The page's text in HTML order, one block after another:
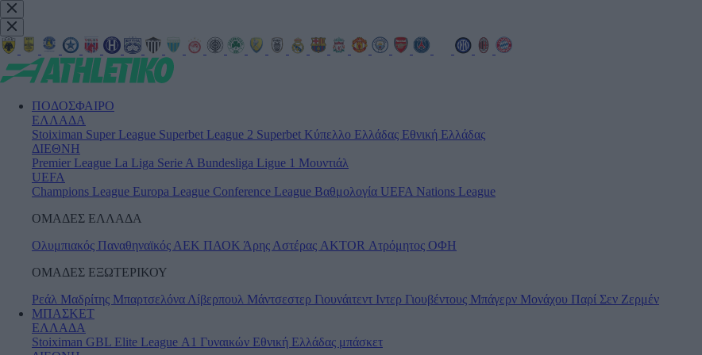
ΠΟΔΟΣΦΑΙΡΟ
ΕΛΛΑΔΑ
Stoiximan Super League Superbet League 2 Superbet Κύπελλο Ελλάδας Εθνική Ελλάδας
ΔΙΕΘΝΗ
Premier League La Liga Serie A Bundesliga Ligue 1 Μουντιάλ
UEFA
Champions League Europa League Conference League Βαθμολογία UEFA Nations League
ΟΜΑΔΕΣ ΕΛΛΑΔΑ
Ολυμπιακός Παναθηναϊκός ΑΕΚ ΠΑΟΚ Άρης Αστέρας AKTOR Ατρόμητος ΟΦΗ
ΟΜΑΔΕΣ ΕΞΩΤΕΡΙΚΟΥ
Ρεάλ Μαδρίτης Μπαρτσελόνα Λίβερπουλ Μάντσεστερ Γιουνάιτεντ Ιντερ Γιουβέντους Μπάγερν Μονάχου Παρί Σεν Ζερμέν
ΜΠΑΣΚΕΤ
ΕΛΛΑΔΑ
Stoiximan GBL Elite League Α1 Γυναικών Εθνική Ελλάδας μπάσκετ